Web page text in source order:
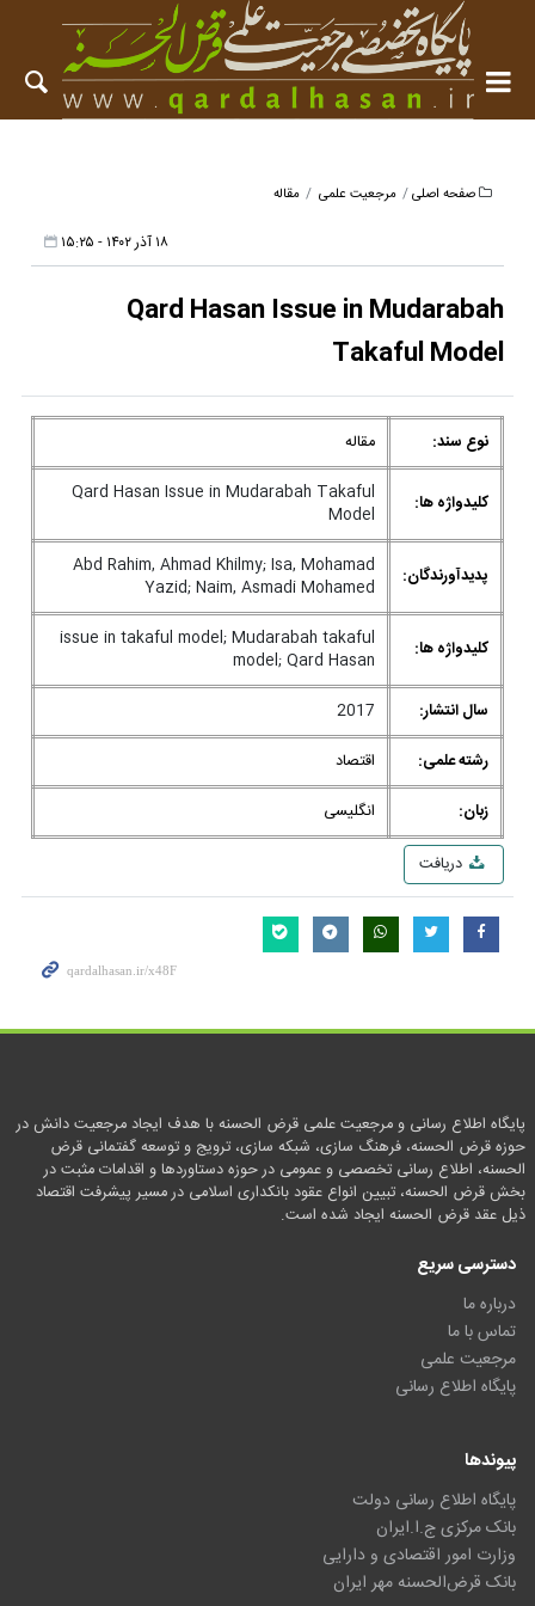
صفحه اصلی مرجعیت علمی مقاله
۱۸ آذر ۱۴۰۲ - ۱۵:۲۵
Qard Hasan Issue in Mudarabah
Takaful Model
نوع سند: مقاله
کلیدواژه ها:
Qard Hasan Issue in Mudarabah Takaful
Model
پدیدآورندگان:
Abd Rahim, Ahmad Khilmy; Isa, Mohamad
Yazid; Naim, Asmadi Mohamed
کلیدواژه ها:
issue in takaful model; Mudarabah takaful
model; Qard Hasan
سال انتشار:
2017
رشته علمی:
اقتصاد
زبان:
انگلیسی
دریافت
پایگاه اطلاع رسانی و مرجعیت علمی قرض الحسنه با هدف ایجاد مرجعیت دانش در
حوزه قرض الحسنه، فرهنگ سازی، شبکه سازی، ترویج و توسعه گفتمانی قرض
الحسنه، اطلاع رسانی تخصصی و عمومی در حوزه دستاوردها و اقدامات مثبت در
بخش قرض الحسنه، تبیین انواع عقود بانکداری اسلامی در مسیر پیشرفت اقتصاد
ذیل عقد قرض الحسنه ایجاد شده است.
دسترسی سریع
درباره ما
تماس با ما
مرجعیت علمی
پایگاه اطلاع رسانی
پیوندها
پایگاه اطلاع رسانی دولت
بانک مرکزی ج.ا.ایران
وزارت امور اقتصادی و دارایی
بانک قرض‌الحسنه مهر ایران